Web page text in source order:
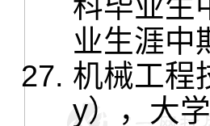
业生涯中
机械工程
y），大